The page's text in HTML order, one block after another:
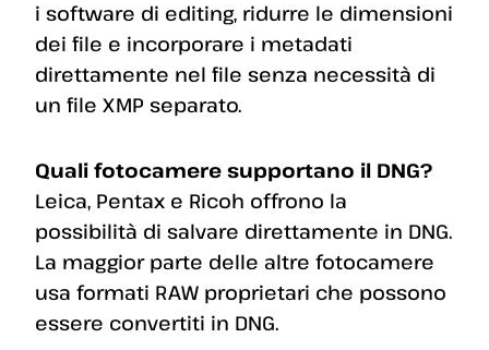
i software di editing, ridurre le dimensioni
dei file e incorporare i metadati
direttamente nel file senza necessità di
un file XMP separato.
Quali fotocamere supportano il DNG?
Leica, Pentax e Ricoh offrono la
possibilità di salvare direttamente in DNG.
La maggior parte delle altre fotocamere
usa formati RAW proprietari che possono
essere convertiti in DNG.